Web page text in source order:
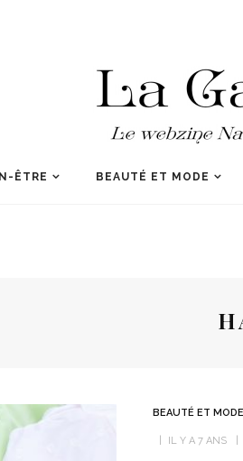
ÊTRE BEAUTÉ ET MODE
BEAUTÉ ET MODE
IL Y A 7 ANS